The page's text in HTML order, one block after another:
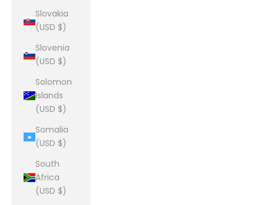
Slovakia
(USD $)
Slovenia
(USD $)
Solomon
Islands
(USD $)
Somalia
(USD $)
South
Africa
(USD $)